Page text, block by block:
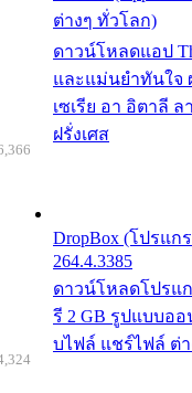
ต่างๆ ทั่วโลก)
ดาวน์โหลดแอป
และแม่นยำทันใจ
เซเรีย อา อิตาลี
ฝรั่งเศส
DropBox (โปรแก
264.4.3385
ดาวน์โหลดโปรแ
รี 2 GB รูปแบบออ
บไฟล์ แชร์ไฟล์ ต่